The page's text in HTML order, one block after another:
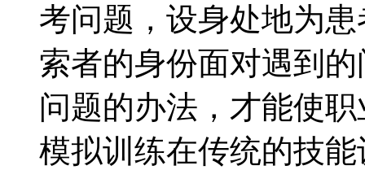
考问题，设身处地为
索者的身份面对遇到
问题的办法，才能使
模拟训练在传统的技